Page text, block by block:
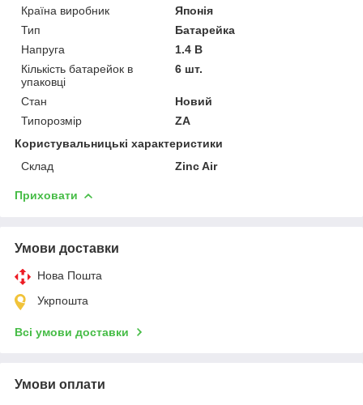
Країна виробник
Японія
Тип
Батарейка
Напруга
1.4 В
Кількість батарейок в
упаковці
6 шт.
Стан
Новий
Типорозмір
ZA
Користувальницькі характеристики
Склад
Zinc Air
Приховати
Умови доставки
Нова Пошта
Укрпошта
Всі умови доставки
Умови оплати